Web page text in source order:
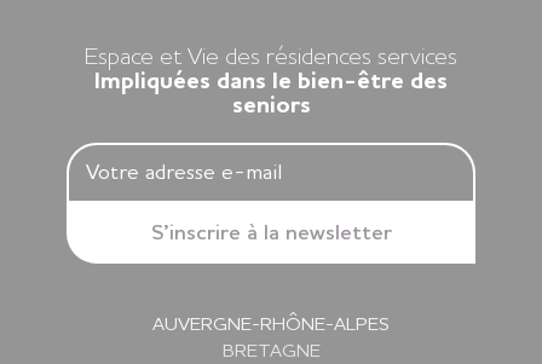
Espace et Vie des résidences services
Impliquées dans le bien-être des
seniors
AUVERGNE-RHÔNE-ALPES
BRETAGNE